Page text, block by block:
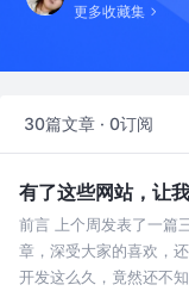
更多收藏集
30篇文章 · 0订阅
有了这些网站，让
前言 上个周发表了一篇
章，深受大家的喜欢，
开发这么久，竟然还不